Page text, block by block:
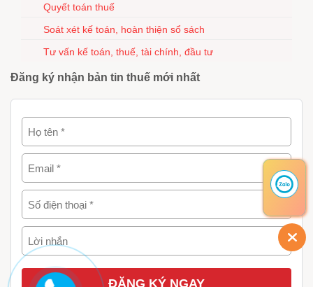
Quyết toán thuế
Soát xét kế toán, hoàn thiện sổ sách
Tư vấn kế toán, thuế, tài chính, đầu tư
Đăng ký nhận bản tin thuế mới nhất